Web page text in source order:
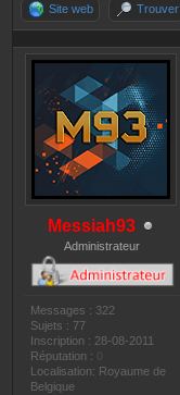
Site web Trouver
Messiah93
Administrateur
Messages : 322
Sujets : 77
Inscription : 28-08-2011
Réputation :
Localisation: Royaume de
Belgique